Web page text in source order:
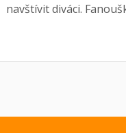
navštívit diváci.